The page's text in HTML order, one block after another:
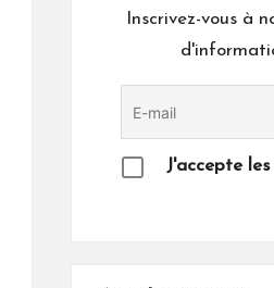
Inscrivez-vous à
J'accepte